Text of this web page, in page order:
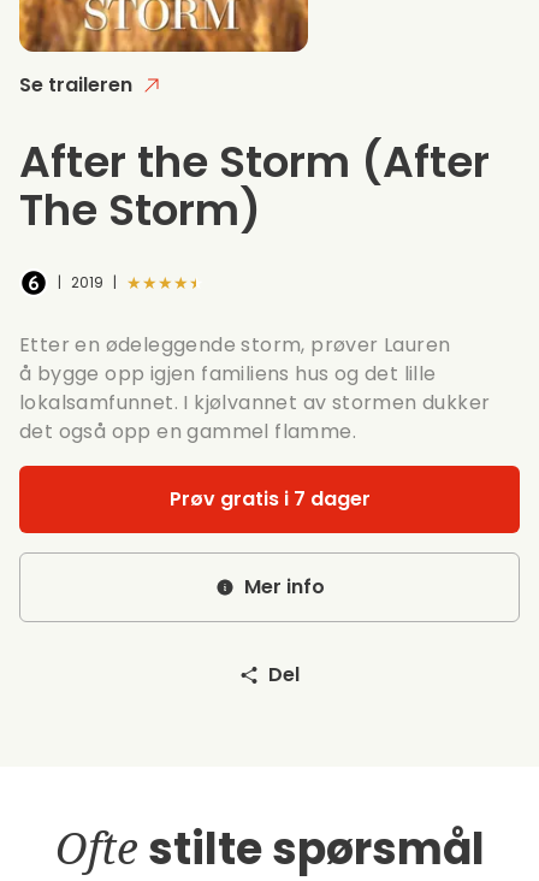
Se traileren
After the Storm (After
The Storm)
| 2019 | ★★★★★
Etter en ødeleggende storm, prøver Lauren
å bygge opp igjen familiens hus og det lille
lokalsamfunnet. I kjølvannet av stormen dukker
det også opp en gammel flamme.
Prøv gratis i 7 dager
Mer info
Del
Ofte stilte spørsmål